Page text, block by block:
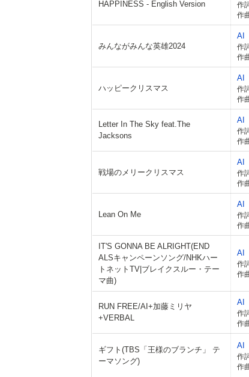
HAPPINESS - English Version 作
作
みんながみんな英雄2024
AI
作
作
ハッピークリスマス
AI
作
作
Letter In The Sky feat.The
Jacksons
AI
作
作
戦場のメリークリスマス
AI
作
作
Lean On Me
AI
作
作
IT'S GONNA BE ALRIGHT(END
ALSキャンペーンソング/NHKハー
トネットTV|ブレイクスルー・テー
マ曲)
AI
作
作
RUN FREE/AI+加藤ミリヤ
+VERBAL
AI
作
作
ギフト(TBS「王様のブランチ」 テ
ーマソング)
AI
作
作